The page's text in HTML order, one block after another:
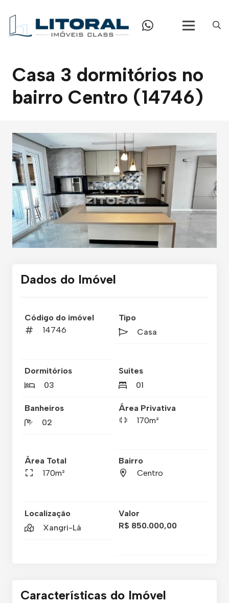
Casa 3 dormitórios no
bairro Centro (14746)
Dados do Imóvel
Código do imóvel
14746
Tipo
Casa
Dormitórios
03
Suítes
01
Banheiros
02
Área Privativa
170m²
Área Total
170m²
Bairro
Centro
Localização
Xangri-Lá
Valor
R$ 850.000,00
Características do Imóvel